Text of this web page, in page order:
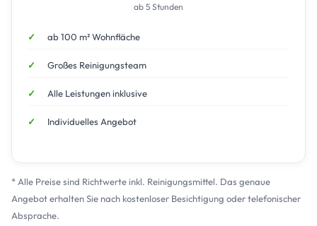
ab 5 Stunden
ab 100 m² Wohnfläche
Großes Reinigungsteam
Alle Leistungen inklusive
Individuelles Angebot
* Alle Preise sind Richtwerte inkl. Reinigungsmittel. Das genaue
Angebot erhalten Sie nach kostenloser Besichtigung oder telefonischer
Absprache.